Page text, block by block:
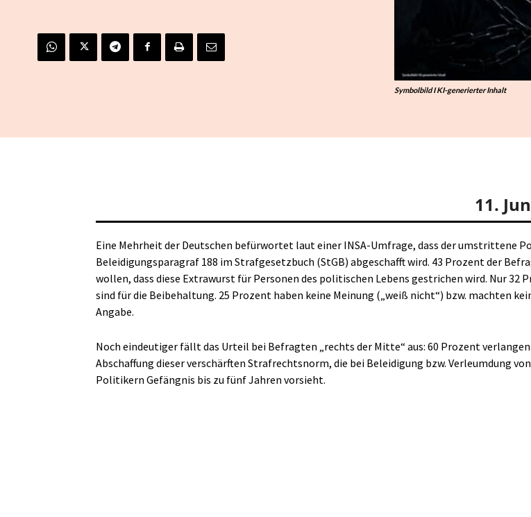
Symbolbild I KI-generierter Inhalt
11.
Eine Mehrheit der Deutschen befürwortet laut einer INSA-Umfrage, dass der umstrittene
Beleidigungsparagraf 188 im Strafgesetzbuch (StGB) abgeschafft wird. 43 Prozent der
wollen, dass diese Extrawurst für Personen des politischen Lebens gestrichen wird. Nur 32
sind für die Beibehaltung. 25 Prozent haben keine Meinung („weiß nicht“) bzw. machten
Angabe.
Noch eindeutiger fällt das Urteil bei Befragten „rechts der Mitte“ aus: 60 Prozent verlangen
Abschaffung dieser verschärften Strafrechtsnorm, die bei Beleidigung bzw. Verleumdung von
Politikern Gefängnis bis zu fünf Jahren vorsieht.